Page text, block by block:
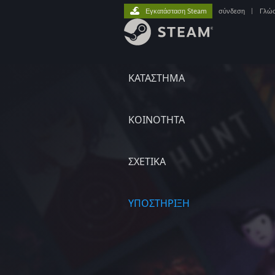
ΚΑΤΑΣΤΗΜΑ
ΚΟΙΝΟΤΗΤΑ
ΣΧΕΤΙΚΆ
ΥΠΟΣΤΗΡΙΞΗ
Εγκατάσταση Steam σύνδεση